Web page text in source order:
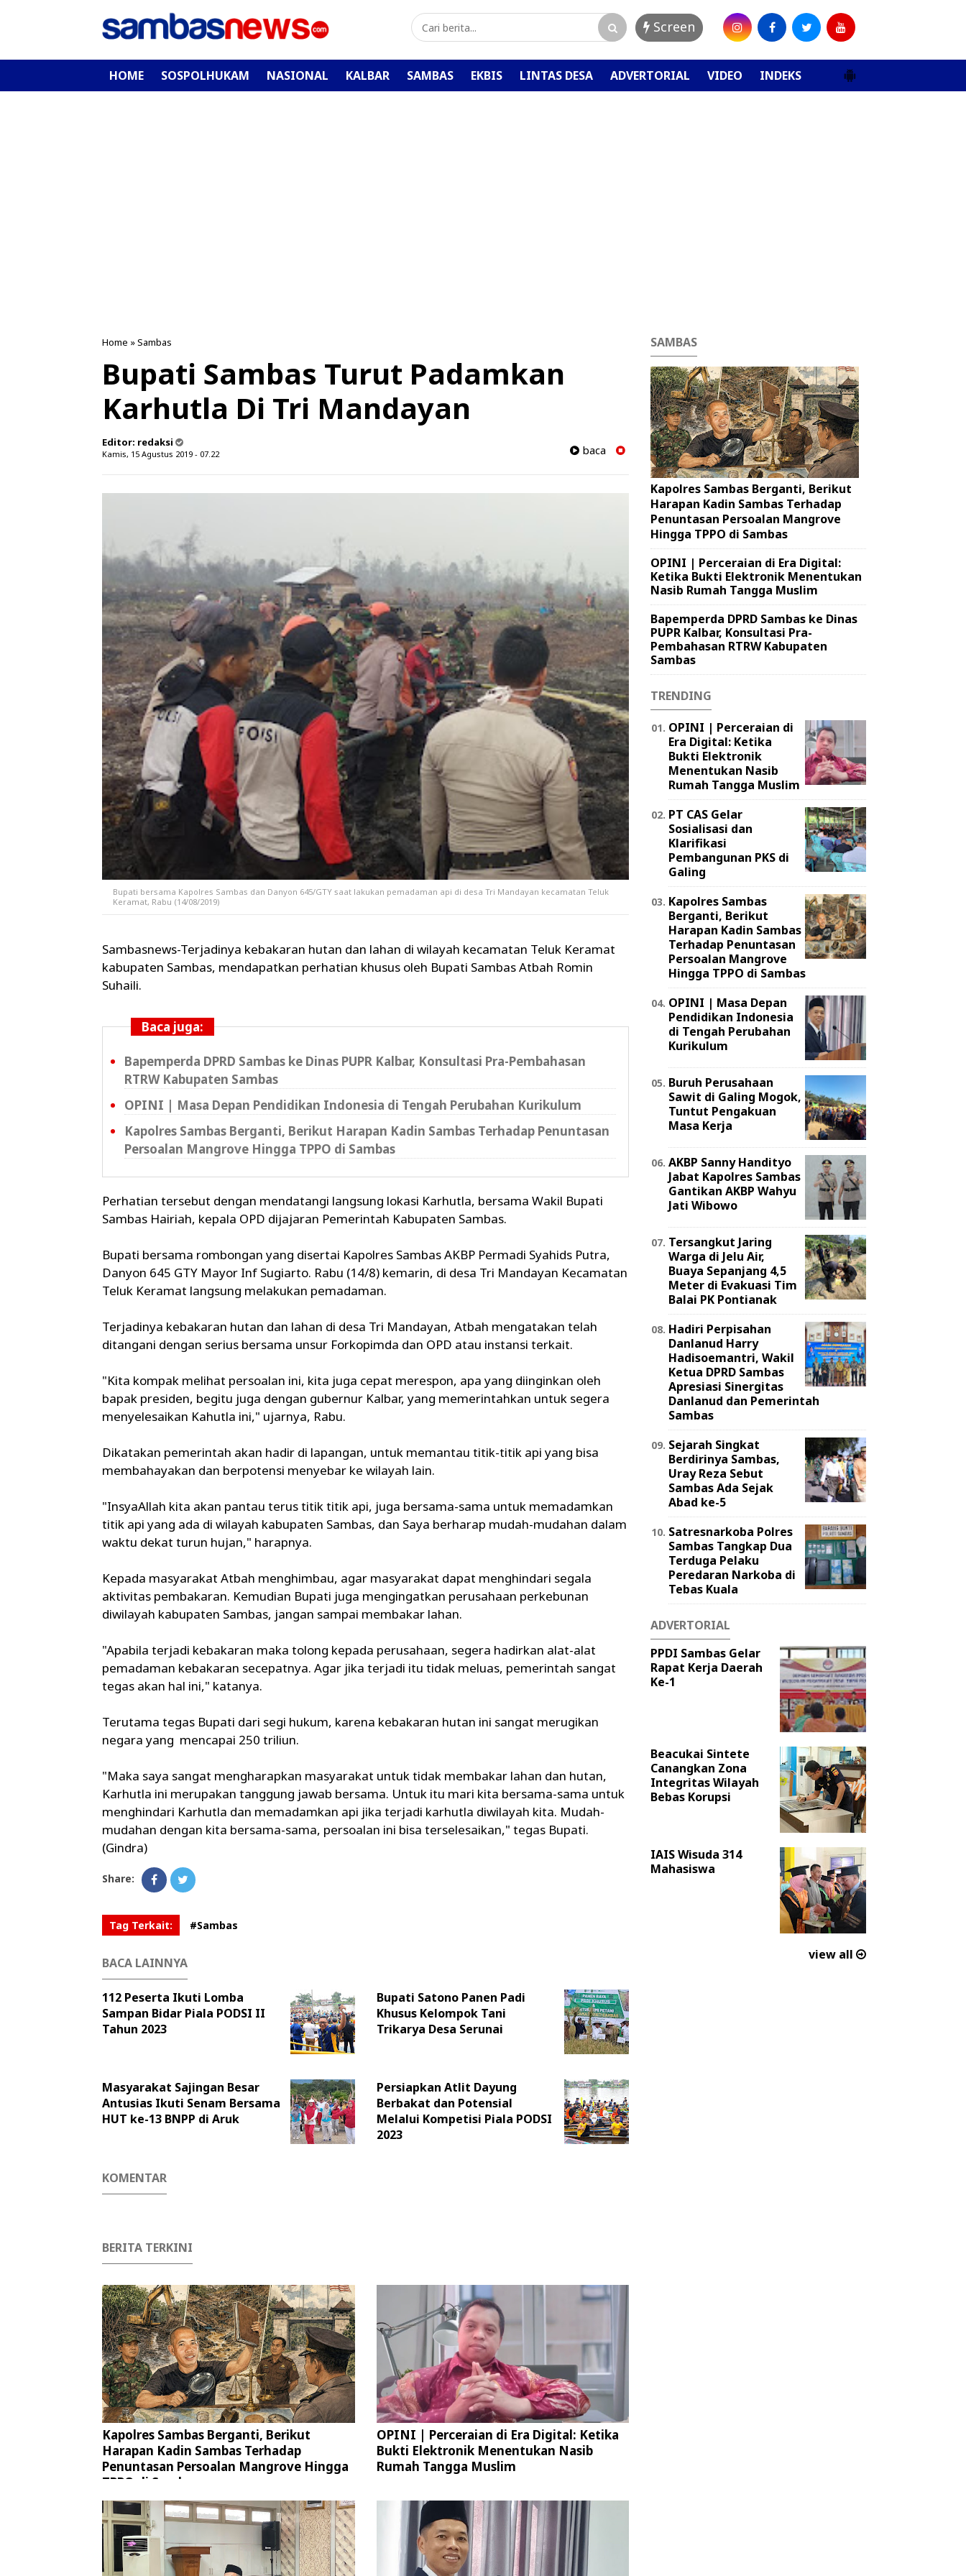
Screen
HOME SOSPOLHUKAM NASIONAL KALBAR SAMBAS EKBIS LINTAS DESA ADVERTORIAL VIDEO INDEKS
Home »Sambas
Bupati Sambas Turut Padamkan
Karhutla Di Tri Mandayan
Editor: redaksi
Kamis, 15 Agustus 2019 - 07.22 baca
Bupati bersama Kapolres Sambas dan Danyon 645/GTY saat lakukan pemadaman api di desa Tri Mandayan kecamatan Teluk
Keramat, Rabu (14/08/2019)
Sambasnews-Terjadinya kebakaran hutan dan lahan di wilayah kecamatan Teluk Keramat
kabupaten Sambas, mendapatkan perhatian khusus oleh Bupati Sambas Atbah Romin
Suhaili.
Baca juga:
Bapemperda DPRD Sambas ke Dinas PUPR Kalbar, Konsultasi Pra-Pembahasan
RTRW Kabupaten Sambas
OPINI | Masa Depan Pendidikan Indonesia di Tengah Perubahan Kurikulum
Kapolres Sambas Berganti, Berikut Harapan Kadin Sambas Terhadap Penuntasan
Persoalan Mangrove Hingga TPPO di Sambas
Perhatian tersebut dengan mendatangi langsung lokasi Karhutla, bersama Wakil Bupati
Sambas Hairiah, kepala OPD dijajaran Pemerintah Kabupaten Sambas.
Bupati bersama rombongan yang disertai Kapolres Sambas AKBP Permadi Syahids Putra,
Danyon 645 GTY Mayor Inf Sugiarto. Rabu (14/8) kemarin, di desa Tri Mandayan Kecamatan
Teluk Keramat langsung melakukan pemadaman.
Terjadinya kebakaran hutan dan lahan di desa Tri Mandayan, Atbah mengatakan telah
ditangani dengan serius bersama unsur Forkopimda dan OPD atau instansi terkait.
"Kita kompak melihat persoalan ini, kita juga cepat merespon, apa yang diinginkan oleh
bapak presiden, begitu juga dengan gubernur Kalbar, yang memerintahkan untuk segera
menyelesaikan Kahutla ini," ujarnya, Rabu.
Dikatakan pemerintah akan hadir di lapangan, untuk memantau titik-titik api yang bisa
membahayakan dan berpotensi menyebar ke wilayah lain.
"InsyaAllah kita akan pantau terus titik titik api, juga bersama-sama untuk memadamkan
titik api yang ada di wilayah kabupaten Sambas, dan Saya berharap mudah-mudahan dalam
waktu dekat turun hujan," harapnya.
Kepada masyarakat Atbah menghimbau, agar masyarakat dapat menghindari segala
aktivitas pembakaran. Kemudian Bupati juga mengingatkan perusahaan perkebunan
diwilayah kabupaten Sambas, jangan sampai membakar lahan.
"Apabila terjadi kebakaran maka tolong kepada perusahaan, segera hadirkan alat-alat
pemadaman kebakaran secepatnya. Agar jika terjadi itu tidak meluas, pemerintah sangat
tegas akan hal ini," katanya.
Terutama tegas Bupati dari segi hukum, karena kebakaran hutan ini sangat merugikan
negara yang mencapai 250 triliun.
"Maka saya sangat mengharapkan masyarakat untuk tidak membakar lahan dan hutan,
Karhutla ini merupakan tanggung jawab bersama. Untuk itu mari kita bersama-sama untuk
menghindari Karhutla dan memadamkan api jika terjadi karhutla diwilayah kita. Mudah-
mudahan dengan kita bersama-sama, persoalan ini bisa terselesaikan," tegas Bupati.
(Gindra)
Share:
Tag Terkait: #Sambas
BACA LAINNYA
112 Peserta Ikuti Lomba
Sampan Bidar Piala PODSI II
Tahun 2023
Bupati Satono Panen Padi
Khusus Kelompok Tani
Trikarya Desa Serunai
Masyarakat Sajingan Besar
Antusias Ikuti Senam Bersama
HUT ke-13 BNPP di Aruk
Persiapkan Atlit Dayung
Berbakat dan Potensial
Melalui Kompetisi Piala PODSI
2023
KOMENTAR
BERITA TERKINI
Kapolres Sambas Berganti, Berikut
Harapan Kadin Sambas Terhadap
Penuntasan Persoalan Mangrove Hingga
TPPO di Sambas
OPINI | Perceraian di Era Digital: Ketika
Bukti Elektronik Menentukan Nasib
Rumah Tangga Muslim
SAMBAS
Kapolres Sambas Berganti, Berikut
Harapan Kadin Sambas Terhadap
Penuntasan Persoalan Mangrove
Hingga TPPO di Sambas
OPINI | Perceraian di Era Digital:
Ketika Bukti Elektronik Menentukan
Nasib Rumah Tangga Muslim
Bapemperda DPRD Sambas ke Dinas
PUPR Kalbar, Konsultasi Pra-
Pembahasan RTRW Kabupaten
Sambas
TRENDING
OPINI | Perceraian di
Era Digital: Ketika
Bukti Elektronik
Menentukan Nasib
Rumah Tangga Muslim
PT CAS Gelar
Sosialisasi dan
Klarifikasi
Pembangunan PKS di
Galing
Kapolres Sambas
Berganti, Berikut
Harapan Kadin Sambas
Terhadap Penuntasan
Persoalan Mangrove
Hingga TPPO di Sambas
OPINI | Masa Depan
Pendidikan Indonesia
di Tengah Perubahan
Kurikulum
Buruh Perusahaan
Sawit di Galing Mogok,
Tuntut Pengakuan
Masa Kerja
AKBP Sanny Handityo
Jabat Kapolres Sambas
Gantikan AKBP Wahyu
Jati Wibowo
Tersangkut Jaring
Warga di Jelu Air,
Buaya Sepanjang 4,5
Meter di Evakuasi Tim
Balai PK Pontianak
Hadiri Perpisahan
Danlanud Harry
Hadisoemantri, Wakil
Ketua DPRD Sambas
Apresiasi Sinergitas
Danlanud dan Pemerintah
Sambas
Sejarah Singkat
Berdirinya Sambas,
Uray Reza Sebut
Sambas Ada Sejak
Abad ke-5
Satresnarkoba Polres
Sambas Tangkap Dua
Terduga Pelaku
Peredaran Narkoba di
Tebas Kuala
ADVERTORIAL
PPDI Sambas Gelar
Rapat Kerja Daerah
Ke-1
Beacukai Sintete
Canangkan Zona
Integritas Wilayah
Bebas Korupsi
IAIS Wisuda 314
Mahasiswa
view all